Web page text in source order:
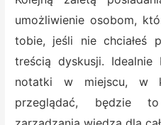
umożliwienie osobom,
tobie, jeśli nie chciałeś
treścią dyskusji. Idealnie
notatki w miejscu, w
przeglądać, będzie